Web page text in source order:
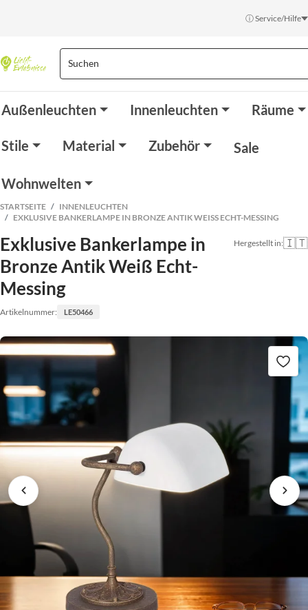
ⓘ Service/Hilfe
Außenleuchten Innenleuchten Räume
Stile Material Zubehör Sale
Wohnwelten
STARTSEITE
INNENLEUCHTEN
EXKLUSIVE BANKERLAMPE IN BRONZE ANTIK WEISS ECHT-MESSING
Exklusive Bankerlampe in
Bronze Antik Weiß Echt-
Messing
Artikelnummer: LE50466
Hergestellt in:🇮🇹